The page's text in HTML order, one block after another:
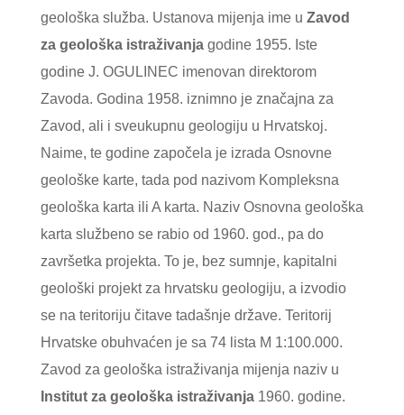
geološka služba. Ustanova mijenja ime u Zavod
za geološka istraživanjagodine 1955. Iste
godine J. OGULINEC imenovan direktorom
Zavoda. Godina 1958. iznimno je značajna za
Zavod, ali i sveukupnu geologiju u Hrvatskoj.
Naime, te godine započela je izrada Osnovne
geološke karte, tada pod nazivom Kompleksna
geološka karta ili A karta. Naziv Osnovna geološka
karta službeno se rabio od 1960. god., pa do
završetka projekta. To je, bez sumnje, kapitalni
geološki projekt za hrvatsku geologiju, a izvodio
se na teritoriju čitave tadašnje države. Teritorij
Hrvatske obuhvaćen je sa 74 lista M 1:100.000.
Zavod za geološka istraživanja mijenja naziv u
Institut za geološka istraživanja 1960. godine.